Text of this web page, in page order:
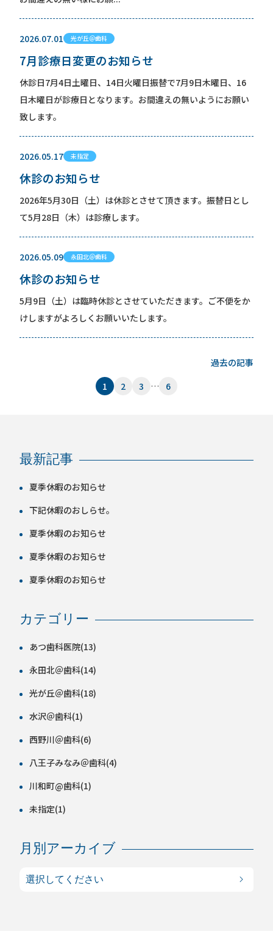
2026.07.01 光が丘＠歯科
7月診療日変更のお知らせ
休診日7月4日土曜日、14日火曜日振替で7月9日木曜日、16
日木曜日が診療日となります。お間違えの無いようにお願い
致します。
2026.05.17 未指定
休診のお知らせ
2026年5月30日（土）は休診とさせて頂きます。振替日とし
て5月28日（木）は診療します。
2026.05.09 永田北＠歯科
休診のお知らせ
5月9日（土）は臨時休診とさせていただきます。ご不便をか
けしますがよろしくお願いいたします。
1 2 3 … 6
過去の記事
最新記事
夏季休暇のお知らせ
下記休暇のおしらせ。
夏季休暇のお知らせ
夏季休暇のお知らせ
夏季休暇のお知らせ
カテゴリー
あつ歯科医院(13)
永田北＠歯科(14)
光が丘＠歯科(18)
水沢＠歯科(1)
西野川＠歯科(6)
八王子みなみ＠歯科(4)
川和町@歯科(1)
未指定(1)
月別アーカイブ